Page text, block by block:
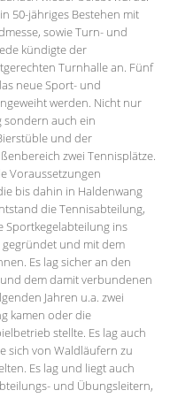
50-jähriges Bestehen mit
sowie Turn- und
kündigte der
Turnhalle an. Fünf
neue Sport- und
werden. Nicht nur
sondern auch ein
und der
zwei Tennisplätze.
Voraussetzungen
bis dahin in Haldenwang
die Tennisabteilung,
Sportkegelabteilung ins
und mit dem
Es lag sicher an den
dem damit verbundenen
Jahren u.a. zwei
kamen oder die
stellte. Es lag auch
sich von Waldläufern zu
Es lag und liegt auch
und Übungsleitern,